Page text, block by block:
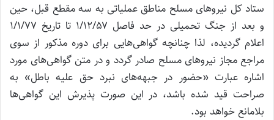
ستاد کل نیروهای مسلح مناطق عملیاتی به سه مقطع قبل، حین
و بعد از جنگ تحمیلی در حد فاصل ۱/۱۲/۵۷ تا تاریخ ۱/۱/۷۷
اعلام گردیده، لذا چنانچه گواهی‌هایی برای دوره مذکور از سوی
مراجع مجاز نیروهای مسلح صادر گردد و در متن گواهی‌های مورد
اشاره عبارت «حضور در جبهه‌های نبرد حق علیه باطل‌» به
صراحت قید شده باشد، در این صورت پذیرش این گواهی‌ها
بلامانع خواهد بود.